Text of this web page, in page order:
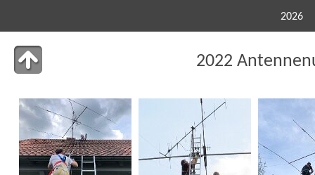
2026
2022